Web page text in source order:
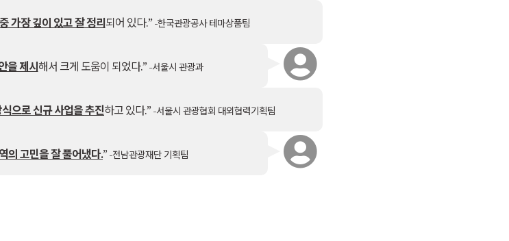
가장 깊이 있고 잘 정리되어 있다.” -한국관광공사 테마상품팀
을 제시해서 크게 도움이 되었다.” -서울시 관광과
으로 신규 사업을 추진하고 있다.” -서울시 관광협회 대외협력기획팀
의 고민을 잘 풀어냈다.” -전남관광재단 기획팀